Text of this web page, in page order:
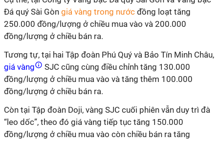
Đá quý Sài Gòn giá vàng trong nước đồng loạt tăng
250.000 đồng/lượng ở chiều mua vào và 200.000
đồng/lượng ở chiều bán ra.
Tương tự, tại hai Tập đoàn Phú Quý và Bảo Tín Minh Châu,
giá vàng
SJC cũng cùng điều chỉnh tăng 130.000
đồng/lượng ở chiều mua vào và tăng thêm 100.000
đồng/lượng ở chiều bán ra.
Còn tại Tập đoàn Doji, vàng SJC cuối phiên vẫn duy trì đà
“leo dốc”, theo đó giá vàng tiếp tục tăng 150.000
đồng/lượng ở chiều mua vào còn chiều bán ra tăng